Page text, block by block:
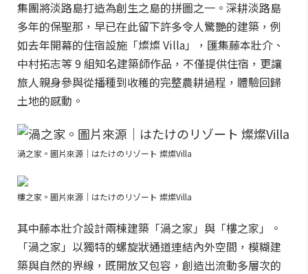
集團將淡路島打造為創生之島的拼圖之一。深耕淡路島
多年的保聖那，早已在此留下許多令人驚艷的建築，例
如去年開幕的住宿設施「燦燦 Villa」，匯集藤本壯介、
中村拓志等 9 組知名建築師作品，不僅提供住宿，更讓
旅人親身參與從播種到收穫的完整農耕過程，體驗回歸
土地的感動。
渦之家。圖片來源｜はたけのリゾート 燦燦Villa
樓之家。圖片來源｜はたけのリゾート 燦燦Villa
其中藤本壯介設計兩棟建築「渦之家」與「樓之家」。
「渦之家」以獨特的螺旋狀通道連結內外空間，模糊建
築與自然的界線，既開放又包容，創造出流動多層次的